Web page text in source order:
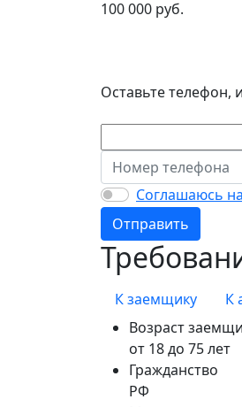
100 000 руб.
Оставьте
Соглашаюсь
Отправить
К заемщику
К
Возраст
от 18 до 75 лет
Гражданство
РФ